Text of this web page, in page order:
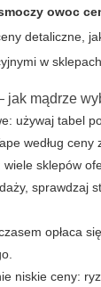
owoc
detaliczne,
w
jak mądrze
używaj tabel
według
sklepów
sprawdzaj
opłaca
niskie ceny: